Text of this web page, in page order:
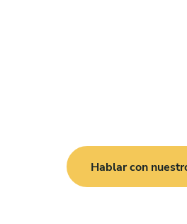
Hablar con